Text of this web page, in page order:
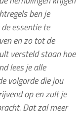
ben je
essentie te
en zo tot de
versteld staan hoe
lees je alle
volgorde die jou
op en zult je
Dat zal meer